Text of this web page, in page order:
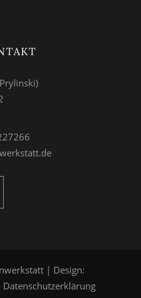
| Design:
Datenschutzerklärung